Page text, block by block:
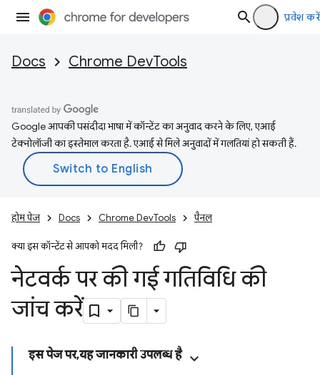
प्रवेश करें
Docs Chrome DevTools
Google आपकी पसंदीदा भाषा में कॉन्टेंट का अनुवाद करने के लिए, एआई
टेक्नोलॉजी का इस्तेमाल करता है. एआई से मिले अनुवादों में गलतियां हो सकती हैं.
होम पेज Docs Chrome DevTools पैनल
क्या इस कॉन्टेंट से आपको मदद मिली?
नेटवर्क पर की गई गतिविधि की
जांच करें
इस पेज पर, यह जानकारी उपलब्ध है